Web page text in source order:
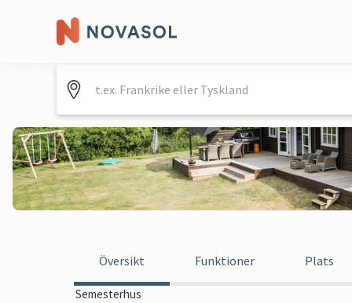
Översikt Funktioner Plats
Semesterhus